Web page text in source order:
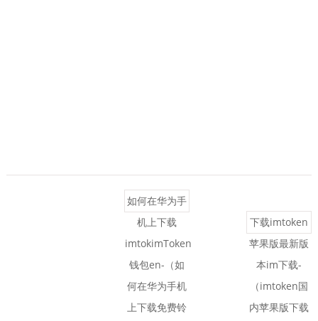
如何在华为手
机上下载
imtokimToken
钱包en-（如
何在华为手机
上下载免费铃
下载imtoken
苹果版最新版
本im下载-
（imtoken国
内苹果版下载